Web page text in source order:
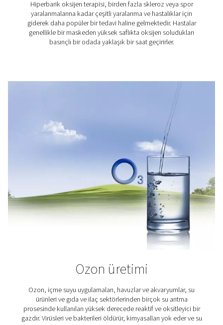
UV kürleme
UV kürleme hassas bir fotokimyasal reaksiyona
miktarda oksijen bile bunu bozabilir. Pneumatech'in
arada PPNG DX kızağı ile inert bir atmosfer
inhibisyonunu ortadan kaldırmak ve eksiksiz, tutarlı
sonuçları sağlamak için kendi yüksek saflıkta
üretebilirsiniz.
biyogaz ve ozon üretimine kadar, güvenilir bir oksijen
birçok sektör için hayati önem taşır. Yerinde
jeneratörlerimiz, tam olarak ihtiyaç duyulan yerde ve